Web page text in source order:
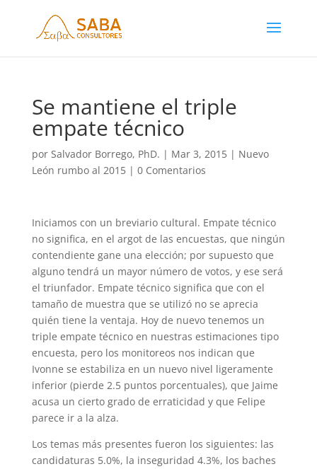
Se mantiene el triple
empate técnico
por Salvador Borrego, PhD. | Mar 3, 2015| Nuevo
León rumbo al 2015| 0 Comentarios
Iniciamos con un breviario cultural. Empate técnico
no significa, en el argot de las encuestas, que ningún
contendiente gane una elección; por supuesto que
alguno tendrá un mayor número de votos, y ese será
el triunfador. Empate técnico significa que con el
tamaño de muestra que se utilizó no se aprecia
quién tiene la ventaja. Hoy de nuevo tenemos un
triple empate técnico en nuestras estimaciones tipo
encuesta, pero los monitoreos nos indican que
Ivonne se estabiliza en un nuevo nivel ligeramente
inferior (pierde 2.5 puntos porcentuales), que Jaime
acusa un cierto grado de erraticidad y que Felipe
parece ir a la alza.
Los temas más presentes fueron los siguientes: las
candidaturas 5.0%, la inseguridad 4.3%, los baches